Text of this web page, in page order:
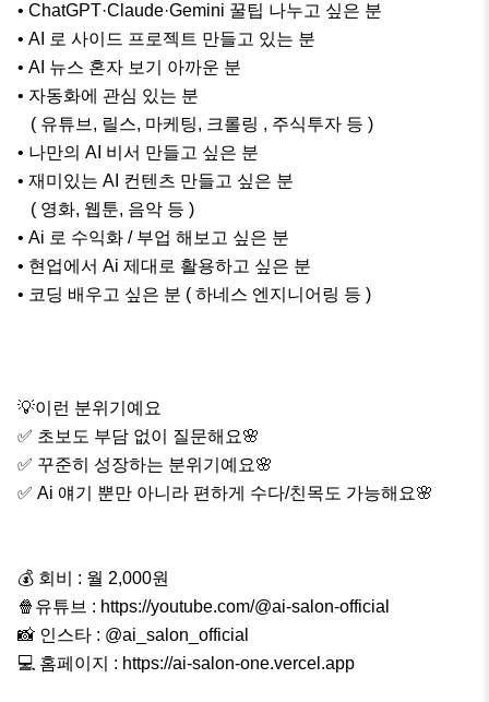
• ChatGPT·Claude·Gemini 꿀팁 나누고 싶은 분
• AI 로 사이드 프로젝트 만들고 있는 분
• AI 뉴스 혼자 보기 아까운 분
• 자동화에 관심 있는 분
• 나만의 AI 비서 만들고 싶은 분
• 재미있는 AI 컨텐츠 만들고 싶은 분
• Ai 로 수익화 / 부업 해보고 싶은 분
• 현업에서 Ai 제대로 활용하고 싶은 분
• 코딩 배우고 싶은 분 ( 하네스 엔지니어링 등 )
💡이런 분위기예요
✅ 초보도 부담 없이 질문해요🌸
✅ 꾸준히 성장하는 분위기예요🌸
✅ Ai 얘기 뿐만 아니라 편하게 수다/친목도 가능해요🌸
💰 회비 : 월 2,000원
🍿유튜브 : https://youtube.com/@ai-salon-official
📸 인스타 : @ai_salon_official
💻 홈페이지 : https://ai-salon-one.vercel.app